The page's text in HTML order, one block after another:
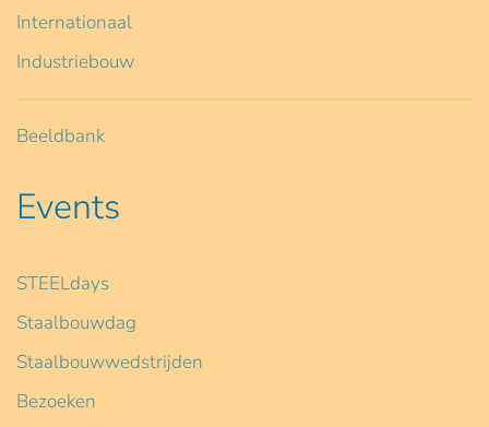
Internationaal
Industriebouw
Beeldbank
Events
STEELdays
Staalbouwdag
Staalbouwwedstrijden
Bezoeken